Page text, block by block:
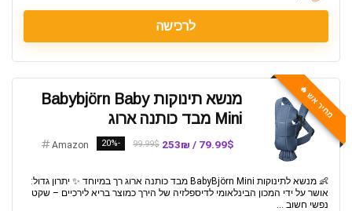
לרכישה
מחיר אש 🔥
מנשא תינוקות Babybjörn Baby
Mini מבד כותנה ארוג
79.99$ / 253₪
99.99$
-20%
Amazon
👶 מנשא לתינוקות BabyBjörn Mini מבד כותנה ארוג רך במיוחד ✨ יתרון גדול:
אושר על ידי המכון הבינלאומי לדיספלזיה של הירך כמוצר בריא לירכיים – שקט
נפשי חשוב ...